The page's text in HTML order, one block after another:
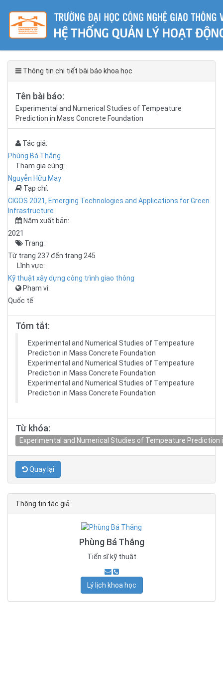
Thông tin chi tiết bài báo khoa học
Tên bài báo:
Experimental and Numerical Studies of Tempeature
Prediction in Mass Concrete Foundation
Tác giả:
Phùng Bá Thắng
Tham gia cùng:
Nguyễn Hữu May
Tạp chí:
CIGOS 2021, Emerging Technologies and Applications for Green
Infrastructure
Năm xuất bản:
2021
Trang:
Từ trang 237 đến trang 245
Lĩnh vực:
Kỹ thuật xây dựng công trình giao thông
Phạm vi:
Quốc tế
Tóm tắt:
Experimental and Numerical Studies of Tempeature
Prediction in Mass Concrete Foundation
Experimental and Numerical Studies of Tempeature
Prediction in Mass Concrete Foundation
Experimental and Numerical Studies of Tempeature
Prediction in Mass Concrete Foundation
Từ khóa:
Experimental and Numerical Studies of Tempeature Prediction
Quay lại
Thông tin tác giả
Phùng Bá Thắng
Tiến sĩ kỹ thuật
Lý lịch khoa học